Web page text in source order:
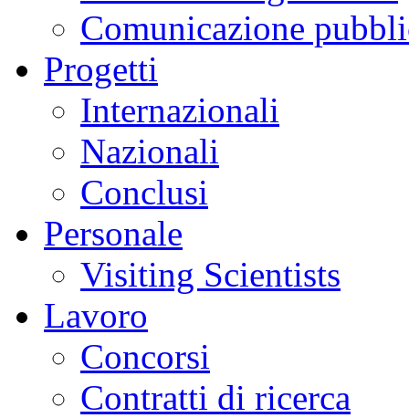
Comunicazione
Progetti
Internazionali
Nazionali
Conclusi
Personale
Visiting Scientists
Lavoro
Concorsi
Contratti di ricerca